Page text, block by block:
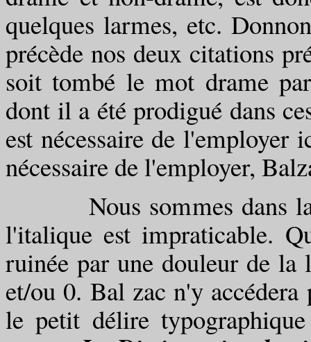
quelques larmes, etc.
précède nos deux citations
soit tombé le mot drame
dont il a été prodigué dans
est nécessaire de
nécessaire de l'employer,
Nous sommes dans la
l'italique est impraticable.
ruinée par une douleur de la
et/ou 0. Bal zac n'y
le petit délire